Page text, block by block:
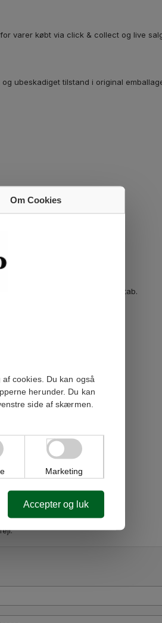
varer købt via click & collect og live
ubeskadiget tilstand i original
som tabt fortjeneste eller driftstab.
for deres kontrol.
Om Cookies
cookies. Du kan også
herunder. Du kan
side af skærmen.
Marketing
Accepter og luk